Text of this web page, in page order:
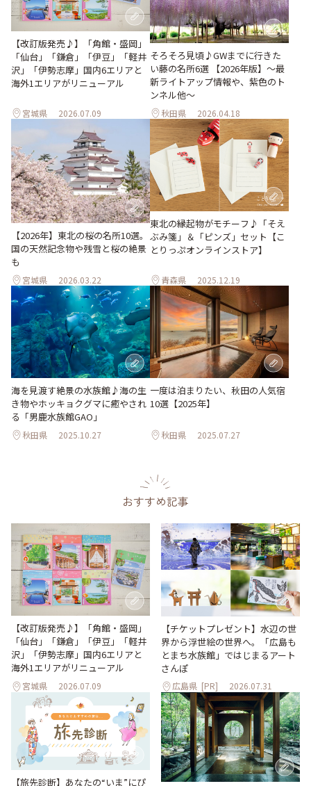
【改訂版発売♪】「角館・盛岡」
「仙台」「鎌倉」「伊豆」「軽井
沢」「伊勢志摩」国内6エリアと
海外1エリアがリニューアル
宮城県 2026.07.09
そろそろ見頃♪GWまでに行きた
い藤の名所6選 【2026年版】～最
新ライトアップ情報や、紫色のト
ンネル他～
秋田県 2026.04.18
【2026年】東北の桜の名所10選。
国の天然記念物や残雪と桜の絶景
も
宮城県 2026.03.22
東北の縁起物がモチーフ♪「そえ
ぶみ箋」＆「ピンズ」セット【こ
とりっぷオンラインストア】
青森県 2025.12.19
海を見渡す絶景の水族館♪海の生
き物やホッキョクグマに癒やされ
る「男鹿水族館GAO」
秋田県 2025.10.27
一度は泊まりたい、秋田の人気宿
10選【2025年】
秋田県 2025.07.27
おすすめ記事
【改訂版発売♪】「角館・盛岡」
「仙台」「鎌倉」「伊豆」「軽井
沢」「伊勢志摩」国内6エリアと
海外1エリアがリニューアル
宮城県 2026.07.09
【チケットプレゼント】水辺の世
界から浮世絵の世界へ。「広島も
とまち水族館」ではじまるアート
さんぽ
広島県 [PR] 2026.07.31
【旅先診断】あなたの“いま”にぴ